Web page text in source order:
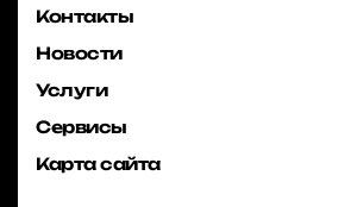
Контакты
Новости
Услуги
Сервисы
Карта сайта